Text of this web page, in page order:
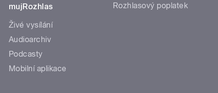
mujRozhlas
Živé vysílání
Audioarchiv
Podcasty
Mobilní aplikace
Rozhlasový poplatek